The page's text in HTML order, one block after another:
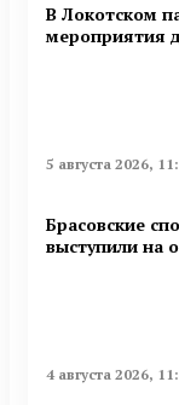
В Локотском
мероприятия
5 августа 2026,
Брасовские
выступили на
4 августа 2026,